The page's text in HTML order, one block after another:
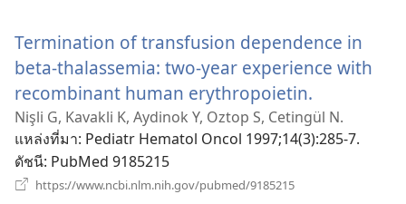
Termination of transfusion dependence in
beta-thalassemia: two-year experience with
recombinant human erythropoietin.
หน้าต่าง
ใหม่)
Nişli G, Kavakli K, Aydinok Y, Oztop S, Cetingül N.
แหล่งที่มา‎: Pediatr Hematol Oncol 1997;14(3):285-7.
ดัชนี‎: PubMed 9185215
https://www.ncbi.nlm.nih.gov/pubmed/9185215